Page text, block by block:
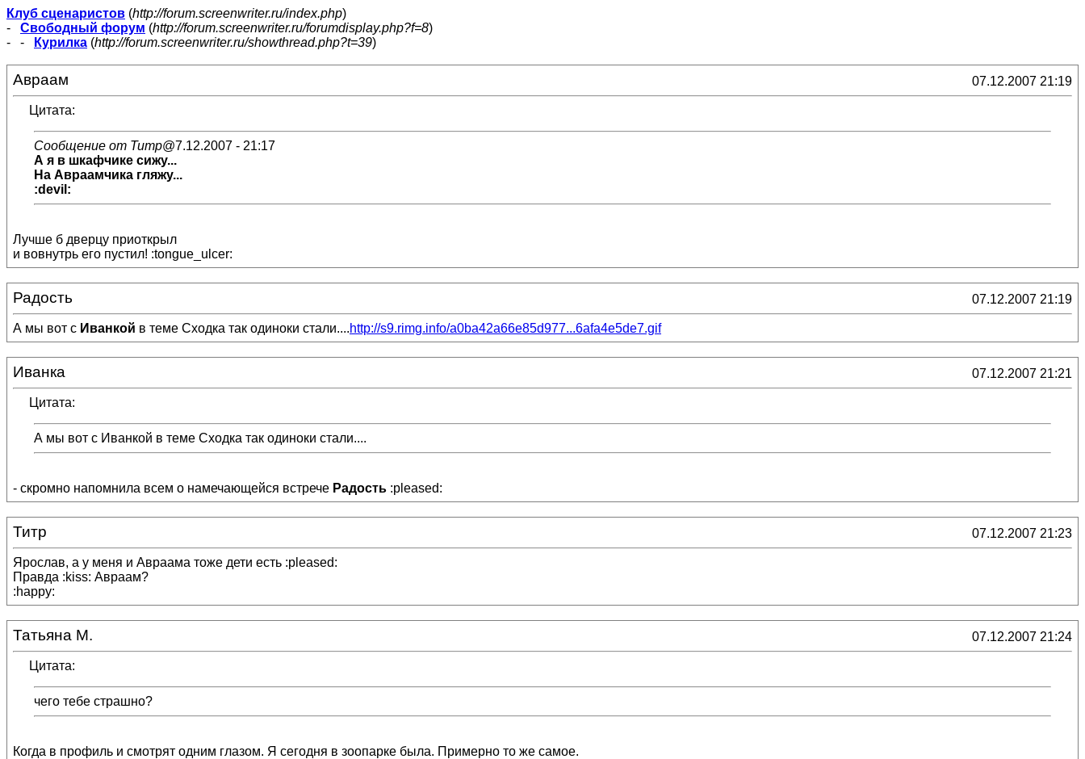
Клуб сценаристов (http://forum.screenwriter.ru/index.php)
- Свободный форум (http://forum.screenwriter.ru/forumdisplay.php?f=8)
- -
Курилка (http://forum.screenwriter.ru/showthread.php?t=39)
Авраам 07.12.2007 21:19
Цитата:
Сообщение от Титр@7.12.2007 - 21:17
А я в шкафчике сижу...
На Авраамчика гляжу...
:devil:
Лучше б дверцу приоткрыл
и вовнутрь его пустил! :tongue_ulcer:
Радость 07.12.2007 21:19
А мы вот с Иванкой в теме Сходка так одиноки стали....http://s9.rimg.info/a0ba42a66e85d977...6afa4e5de7.gif
Иванка 07.12.2007 21:21
Цитата:
А мы вот с Иванкой в теме Сходка так одиноки стали....
- скромно напомнила всем о намечающейся встрече Радость :pleased:
Титр 07.12.2007 21:23
Ярослав, а у меня и Авраама тоже дети есть :pleased:
Правда :kiss: Авраам?
:happy:
Татьяна М. 07.12.2007 21:24
Цитата:
чего тебе страшно?
Когда в профиль и смотрят одним глазом. Я сегодня в зоопарке была. Примерно то же самое.